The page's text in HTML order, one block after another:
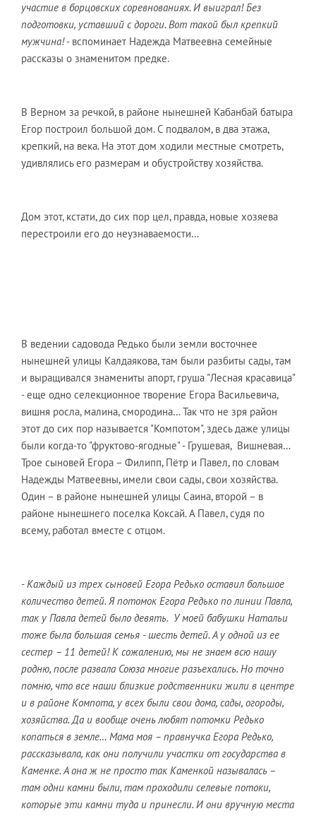
участие в борцовских соревнованиях. И выиграл! Без
подготовки, уставший с дороги. Вот такой был крепкий
мужчина!- вспоминает Надежда Матвеевна семейные
рассказы о знаменитом предке.
В Верном за речкой, в районе нынешней Кабанбай батыра
Егор построил большой дом. С подвалом, в два этажа,
крепкий, на века. На этот дом ходили местные смотреть,
удивлялись его размерам и обустройству хозяйства.
Дом этот, кстати, до сих пор цел, правда, новые хозяева
перестроили его до неузнаваемости…
В ведении садовода Редько были земли восточнее
нынешней улицы Калдаякова, там были разбиты сады, там
и выращивался знамениты апорт, груша "Лесная красавица"
- еще одно селекционное творение Егора Васильевича,
вишня росла, малина, смородина… Так что не зря район
этот до сих пор называется "Компотом", здесь даже улицы
были когда-то "фруктово-ягодные" - Грушевая, Вишневая…
Трое сыновей Егора – Филипп, Пётр и Павел, по словам
Надежды Матвеевны, имели свои сады, свои хозяйства.
Один – в районе нынешней улицы Саина, второй – в
районе нынешнего поселка Коксай. А Павел, судя по
всему, работал вместе с отцом.
- Каждый из трех сыновей Егора Редько оставил большое
количество детей. Я потомок Егора Редько по линии Павла,
так у Павла детей было девять. У моей бабушки Натальи
тоже была большая семья - шесть детей. А у одной из ее
сестер – 11 детей! К сожалению, мы не знаем всю нашу
родню, после развала Союза многие разъехались. Но точно
помню, что все наши близкие родственники жили в центре
и в районе Компота, у всех были свои дома, сады, огороды,
хозяйства. Да и вообще очень любят потомки Редько
копаться в земле… Мама моя – правнучка Егора Редько,
рассказывала, как они получили участки от государства в
Каменке. А она ж не просто так Каменкой называлась –
там одни камни были, там проходили селевые потоки,
которые эти камни туда и принесли. И они вручную места